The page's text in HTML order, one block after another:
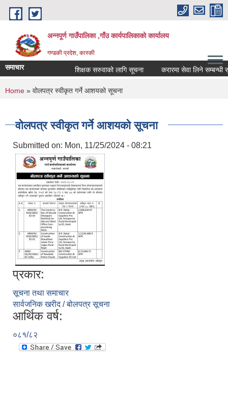
Skip to main content
अन्नपूर्ण गाउँपालिका ,गाँउ कार्यपालिकाको कार्यालय
गण्डकी प्रदेश, कास्की
समाचार शिक्षक सरुवाको लागि सूचना करारमा सेवा लिने सम्बन्धी
You are here
Home » वोलपत्र स्वीकृत गर्ने आशयको सूचना
वोलपत्र स्वीकृत गर्ने आशयको सूचना
Submitted on: Mon, 11/25/2024 - 08:21
प्रकार:
सूचना तथा समाचार
सार्वजनिक खरीद / बोलपत्र सूचना
आर्थिक वर्ष:
०८१/८२